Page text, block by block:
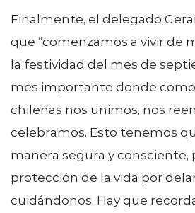
Finalmente, el delegado
que “comenzamos a vivir de
la festividad del mes de
mes importante donde
chilenas nos unimos, nos
celebramos. Esto tenemos
manera segura y consciente,
protección de la vida por
cuidándonos. Hay que